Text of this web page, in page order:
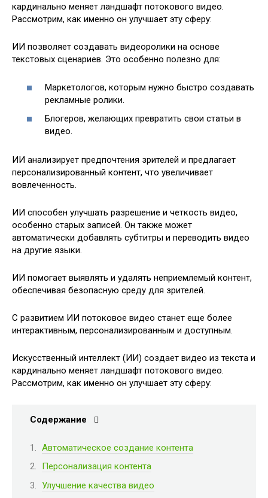
кардинально меняет ландшафт потокового видео.
Рассмотрим, как именно он улучшает эту сферу:
ИИ позволяет создавать видеоролики на основе
текстовых сценариев. Это особенно полезно для:
Маркетологов, которым нужно быстро создавать
рекламные ролики.
Блогеров, желающих превратить свои статьи в
видео.
ИИ анализирует предпочтения зрителей и предлагает
персонализированный контент, что увеличивает
вовлеченность.
ИИ способен улучшать разрешение и четкость видео,
особенно старых записей. Он также может
автоматически добавлять субтитры и переводить видео
на другие языки.
ИИ помогает выявлять и удалять неприемлемый контент,
обеспечивая безопасную среду для зрителей.
С развитием ИИ потоковое видео станет еще более
интерактивным, персонализированным и доступным.
Искусственный интеллект (ИИ) создает видео из текста и
кардинально меняет ландшафт потокового видео.
Рассмотрим, как именно он улучшает эту сферу:
Содержание
Автоматическое создание контента
Персонализация контента
Улучшение качества видео